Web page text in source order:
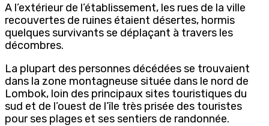
A l’extérieur de l’établissement, les rues de la ville
recouvertes de ruines étaient désertes, hormis
quelques survivants se déplaçant à travers les
décombres.
La plupart des personnes décédées se trouvaient
dans la zone montagneuse située dans le nord de
Lombok, loin des principaux sites touristiques du
sud et de l’ouest de l’île très prisée des touristes
pour ses plages et ses sentiers de randonnée.